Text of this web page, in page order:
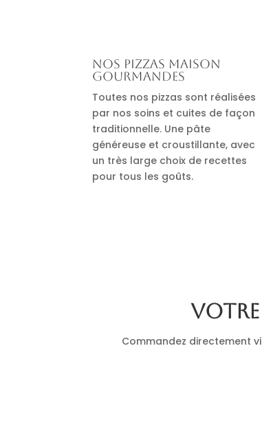
Nos pizzas maison
gourmandes
Toutes nos pizzas sont réalisées
par nos soins et cuites de façon
traditionnelle. Une pâte
généreuse et croustillante, avec
un très large choix de recettes
pour tous les goûts.
Commandez directement